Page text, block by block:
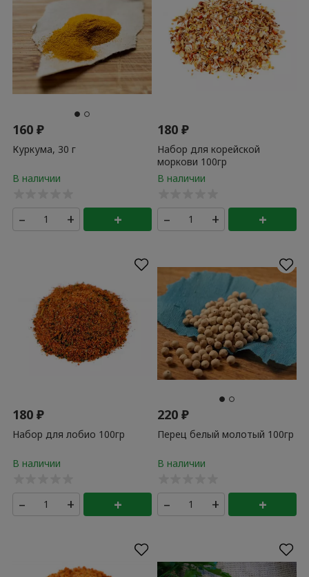
160₽
Куркума, 30 г
– + +
180₽
Набор для корейской
моркови 100гр
– + +
180₽
Набор для лобио 100гр
– + +
220₽
Перец белый молотый 100гр
– + +